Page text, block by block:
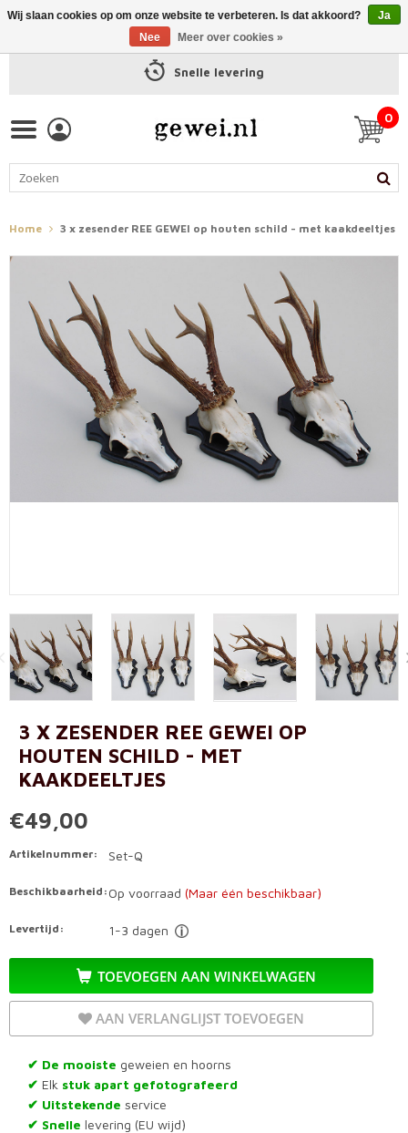
Snelle levering
0
Home 3 x zesender REE GEWEI op houten schild - met kaakdeeltjes
3 X ZESENDER REE GEWEI OP
HOUTEN SCHILD - MET
KAAKDEELTJES
€49,00
Artikelnummer: Set-Q
Beschikbaarheid: Op voorraad (Maar één beschikbaar)
Levertijd: 1-3 dagen
TOEVOEGEN AAN WINKELWAGEN
AAN VERLANGLIJST TOEVOEGEN
✔ De mooiste geweien en hoorns
✔ Elk stuk apart gefotografeerd
✔ Uitstekende service
✔ Snelle levering (EU wijd)
Wij slaan cookies op om onze website te verbeteren. Is dat akkoord?
Ja
Nee
Meer over cookies »